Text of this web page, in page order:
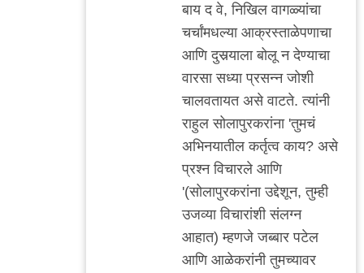
बाय द वे, निखिल वागळ्यांचा
चर्चांमधल्या आक्रस्ताळेपणाचा
आणि दुसर्‍याला बोलू न देण्याचा
वारसा सध्या प्रसन्न जोशी
चालवतायत असे वाटते. त्यांनी
राहुल सोलापुरकरांना 'तुमचं
अभिनयातील कर्तृत्व काय? असे
प्रश्न विचारले आणि
'(सोलापुरकरांना उद्देशून, तुम्ही
उजव्या विचारांशी संलग्न
आहात) म्हणजे जब्बार पटेल
आणि आळेकरांनी तुमच्यावर